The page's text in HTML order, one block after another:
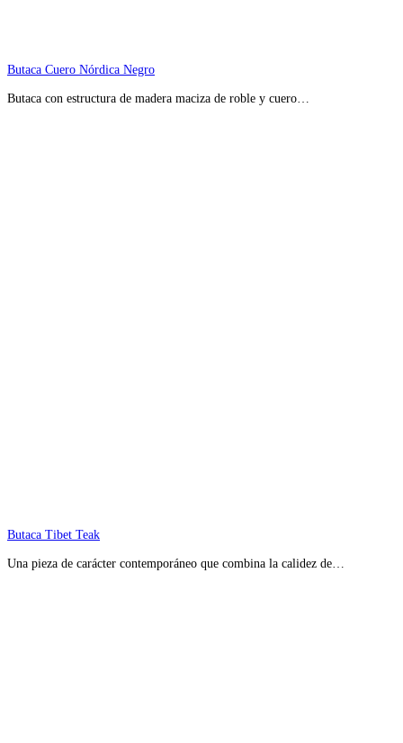
Butaca Cuero Nórdica Negro
Butaca con estructura de madera maciza de roble y cuero…
Butaca Tibet Teak
Una pieza de carácter contemporáneo que combina la calidez de…